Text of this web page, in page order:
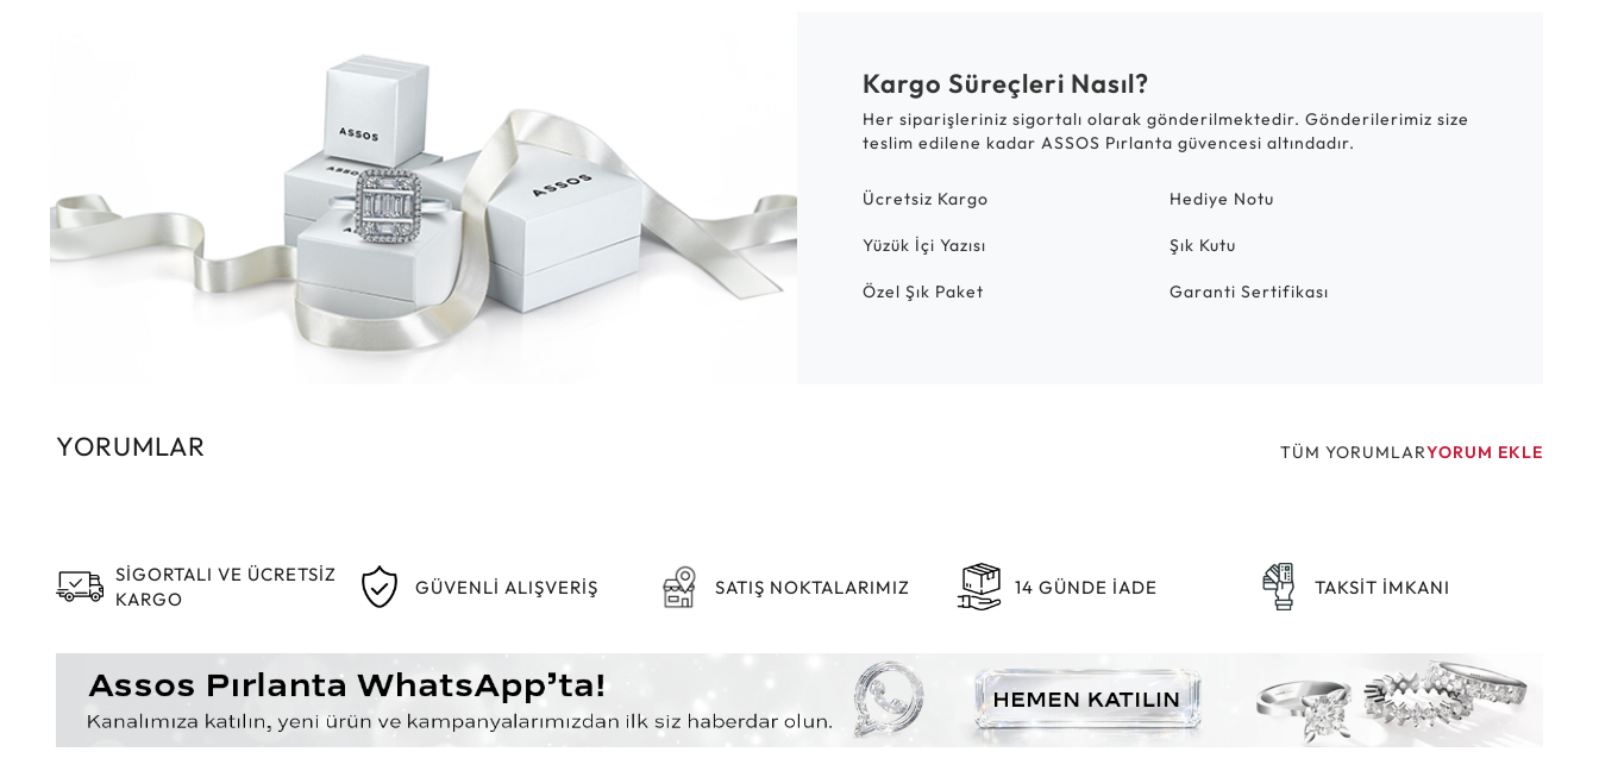
Kargo Süreçleri Nasıl?
Her siparişleriniz sigortalı olarak gönderilmektedir. Gönderilerimiz size
teslim edilene kadar ASSOS Pırlanta güvencesi altındadır.
Ücretsiz Kargo Hediye Notu
Yüzük İçi Yazısı Şık Kutu
Özel Şık Paket Garanti Sertifikası
YORUMLAR TÜM YORUMLARYORUM EKLE
SİGORTALI VE ÜCRETSİZ
KARGO
GÜVENLİ ALIŞVERİŞ SATIŞ NOKTALARIMIZ 14 GÜNDE İADE TAKSİT İMKANI